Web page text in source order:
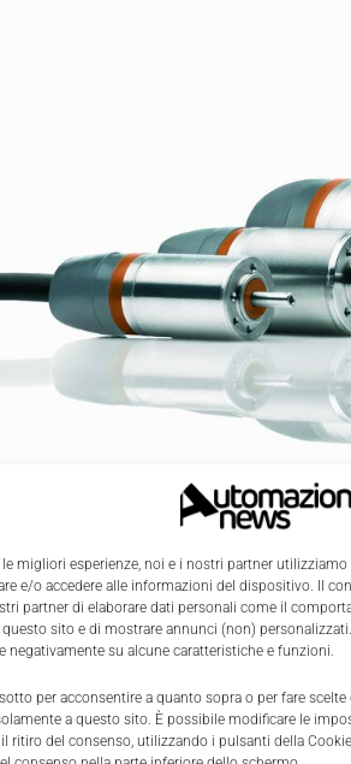
le migliori esperienze, noi e i nostri partner
e/o accedere alle informazioni del dispositivo. Il
partner di elaborare dati personali come il
sito e di mostrare annunci (non)
negativamente su alcune caratteristiche e funzioni.
per acconsentire a quanto sopra o per fare
a questo sito. È possibile modificare le
ritiro del consenso, utilizzando i pulsanti della
il suo portfolio di servomotori
applicazioni dove è richiesta
Le
riempimento, al controllo di assi